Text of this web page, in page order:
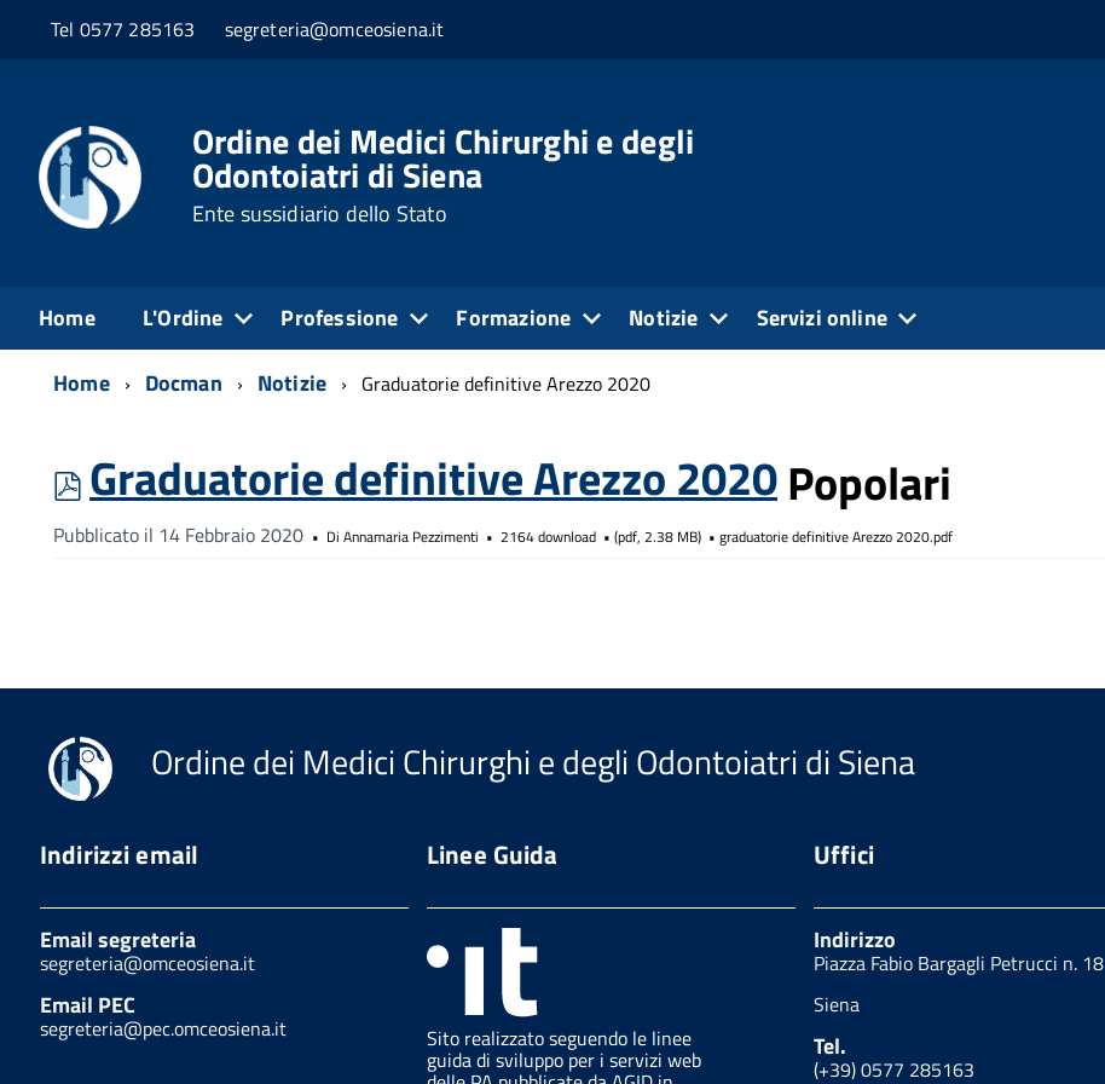
Tel 0577 285163 segreteria@omceosiena.it
Ordine dei Medici Chirurghi e degli
Odontoiatri di Siena
Ente sussidiario dello Stato
Home L'Ordine Professione Formazione Notizie Servizi online
Home Docman Notizie Graduatorie definitive Arezzo 2020
pdf
Graduatorie definitive Arezzo 2020Popolari
Pubblicato il 14 Febbraio 2020 Di Annamaria Pezzimenti 2164 download (pdf, 2.38 MB) graduatorie definitive Arezzo 2020.pdf
Ordine dei Medici Chirurghi e degli Odontoiatri di Siena
Indirizzi email
Email segreteria
segreteria@omceosiena.it
Email PEC
segreteria@pec.omceosiena.it
Linee Guida
Sito realizzato seguendo le linee
guida di sviluppo per i servizi web
Uffici
Indirizzo
Piazza Fabio Bargagli Petrucci n. 18
Siena
Tel.
(+39) 0577 285163